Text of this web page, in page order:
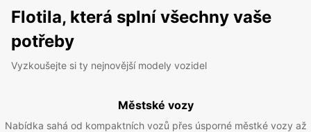
Flotila, která splní všechny vaše
potřeby
Vyzkoušejte si ty nejnovější modely vozidel
Městské vozy
Nabídka sahá od kompaktních vozů přes úsporné městké vozy až